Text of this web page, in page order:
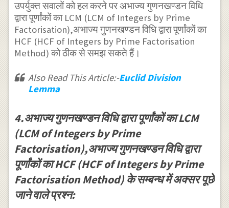
उपर्युक्त सवालों को हल करने पर अभाज्य गुणनखण्डन विधि
द्वारा पूर्णांकों का LCM (LCM of Integers by Prime
Factorisation),अभाज्य गुणनखण्डन विधि द्वारा पूर्णांकों का
HCF (HCF of Integers by Prime Factorisation
Method) को ठीक से समझ सकते हैं।
Also Read This Article:-Euclid Division
Lemma
4.अभाज्य गुणनखण्डन विधि द्वारा पूर्णांकों का LCM
(LCM of Integers by Prime
Factorisation),अभाज्य गुणनखण्डन विधि द्वारा
पूर्णांकों का HCF (HCF of Integers by Prime
Factorisation Method) के सम्बन्ध में अक्सर पूछे
जाने वाले प्रश्न: